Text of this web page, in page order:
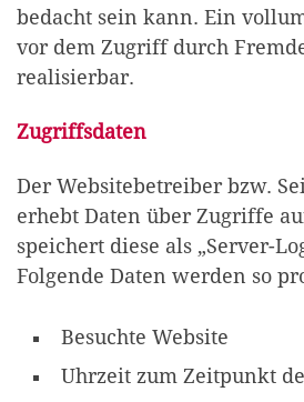
bedacht sein kann. Ein
vor dem Zugriff durch
realisierbar.
Zugriffsdaten
Der Websitebetreiber bzw.
erhebt Daten über Zugriffe
speichert diese als „Server-
Folgende Daten werden so
Besuchte Website
Uhrzeit zum Zeitpunkt